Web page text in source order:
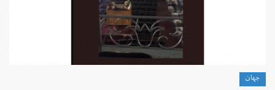
جهان